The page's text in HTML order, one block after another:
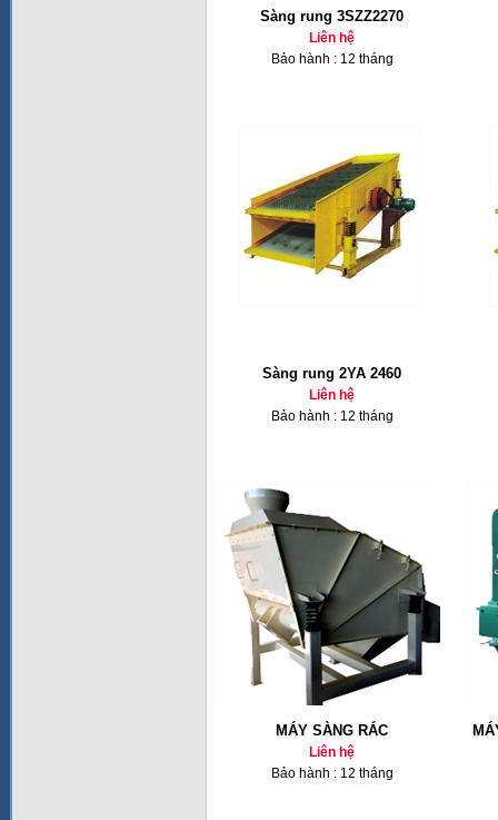
Sàng rung 3SZZ2270
Liên hệ
Bảo hành : 12 tháng
Sàng rung 2YA 2460
Liên hệ
Bảo hành : 12 tháng
MÁY SÀNG RÁC
Liên hệ
Bảo hành : 12 tháng